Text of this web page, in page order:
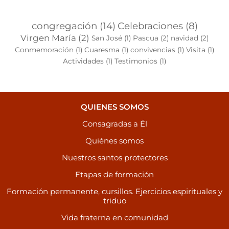
congregación (14) Celebraciones (8)
Virgen María (2) San José (1) Pascua (2) navidad (2)
Conmemoración (1) Cuaresma (1) convivencias (1) Visita (1)
Actividades (1) Testimonios (1)
QUIENES SOMOS
Consagradas a Él
Quiénes somos
Nuestros santos protectores
Etapas de formación
Formación permanente, cursillos. Ejercicios espirituales y
triduo
Vida fraterna en comunidad